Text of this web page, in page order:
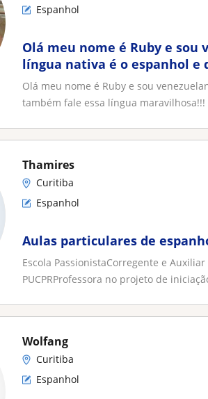
Espanhol
Olá meu nome é Ruby e sou
língua nativa é o espanhol e
fale essa língua maravilhosa
Olá meu nome é Ruby e sou
também fale essa língua maravilhosa!!!
Thamires
Curitiba
Espanhol
Aulas particulares de
Escola PassionistaCorregente e
PUCPRProfessora no projeto de
Wolfang
Curitiba
Espanhol